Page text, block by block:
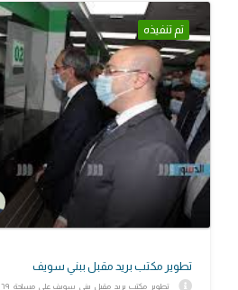
تم تنفيذه
تطوير مكتب بريد مقبل ببني سويف